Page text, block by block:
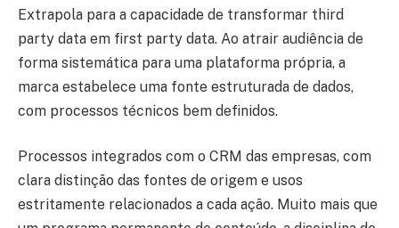
Extrapola para a capacidade de transformar third
party data em first party data. Ao atrair audiência de
forma sistemática para uma plataforma própria, a
marca estabelece uma fonte estruturada de dados,
com processos técnicos bem definidos.
Processos integrados com o CRM das empresas, com
clara distinção das fontes de origem e usos
estritamente relacionados a cada ação. Muito mais que